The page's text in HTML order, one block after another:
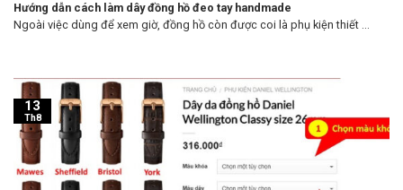
Hướng dẫn cách làm dây đồng hồ đeo tay handmade
Ngoài việc dùng để xem giờ, đồng hồ còn được coi là phụ kiện thiết ...
13
Th8